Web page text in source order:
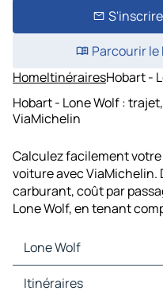
Parcourir le
HomeItinérairesHobart -
Hobart - Lone Wolf :
ViaMichelin
Calculez facilement
voiture avec ViaMichelin.
carburant, coût par
Lone Wolf, en tenant
Lone Wolf
Lone Wolf Cartes et plans
Itinéraires